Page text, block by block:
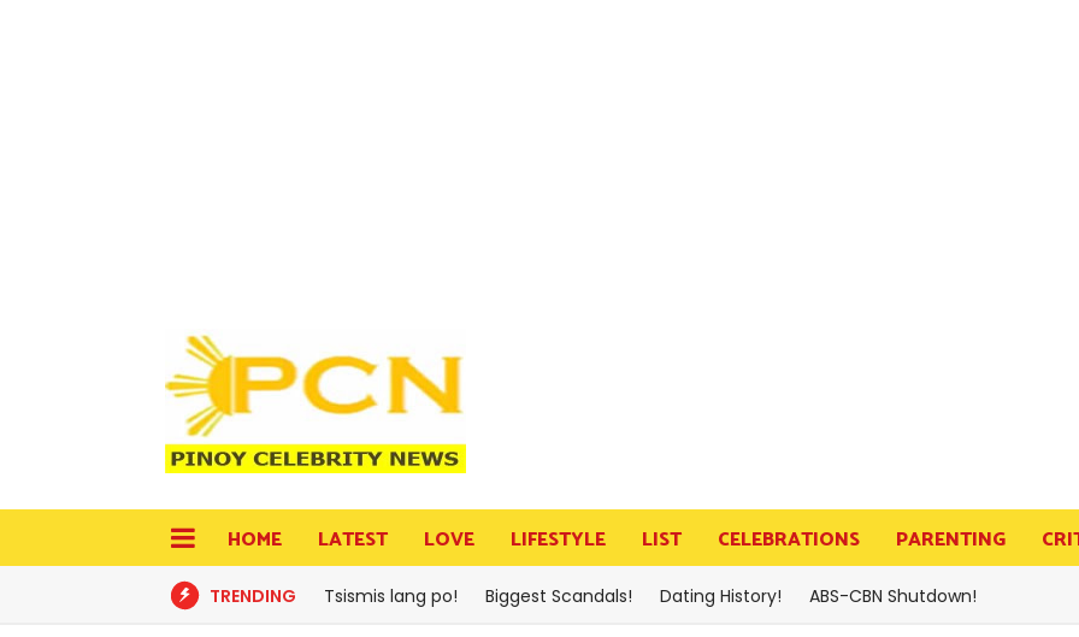
HOME LATEST LOVE LIFESTYLE LIST CELEBRATIONS PARENTING
TRENDING Tsismis lang po! Biggest Scandals! Dating History! ABS-CBN Shutdown!